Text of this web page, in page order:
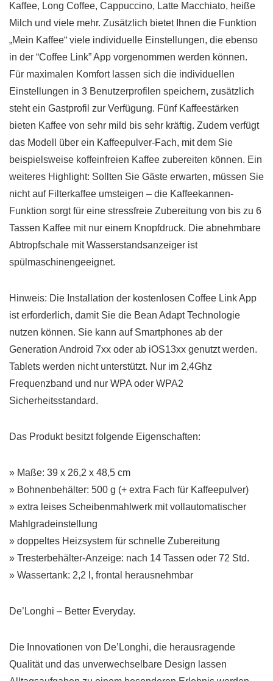
Kaffee, Long Coffee, Cappuccino, Latte Macchiato, heiße
Milch und viele mehr. Zusätzlich bietet Ihnen die Funktion
„Mein Kaffee“ viele individuelle Einstellungen, die ebenso
in der “Coffee Link” App vorgenommen werden können.
Für maximalen Komfort lassen sich die individuellen
Einstellungen in 3 Benutzerprofilen speichern, zusätzlich
steht ein Gastprofil zur Verfügung. Fünf Kaffeestärken
bieten Kaffee von sehr mild bis sehr kräftig. Zudem verfügt
das Modell über ein Kaffeepulver-Fach, mit dem Sie
beispielsweise koffeinfreien Kaffee zubereiten können. Ein
weiteres Highlight: Sollten Sie Gäste erwarten, müssen Sie
nicht auf Filterkaffee umsteigen – die Kaffeekannen-
Funktion sorgt für eine stressfreie Zubereitung von bis zu 6
Tassen Kaffee mit nur einem Knopfdruck. Die abnehmbare
Abtropfschale mit Wasserstandsanzeiger ist
spülmaschinengeeignet.
Hinweis: Die Installation der kostenlosen Coffee Link App
ist erforderlich, damit Sie die Bean Adapt Technologie
nutzen können. Sie kann auf Smartphones ab der
Generation Android 7xx oder ab iOS13xx genutzt werden.
Tablets werden nicht unterstützt. Nur im 2,4Ghz
Frequenzband und nur WPA oder WPA2
Sicherheitsstandard.
Das Produkt besitzt folgende Eigenschaften:
» Maße: 39 x 26,2 x 48,5 cm
» Bohnenbehälter: 500 g (+ extra Fach für Kaffeepulver)
» extra leises Scheibenmahlwerk mit vollautomatischer
Mahlgradeinstellung
» doppeltes Heizsystem für schnelle Zubereitung
» Tresterbehälter-Anzeige: nach 14 Tassen oder 72 Std.
» Wassertank: 2,2 l, frontal herausnehmbar
De’Longhi – Better Everyday.
Die Innovationen von De’Longhi, die herausragende
Qualität und das unverwechselbare Design lassen